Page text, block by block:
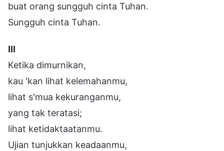
buat orang sungguh cinta Tuhan.
Sungguh cinta Tuhan.
III
Ketika dimurnikan,
kau 'kan lihat kelemahanmu,
lihat s'mua kekuranganmu,
yang tak teratasi;
lihat ketidaktaatanmu.
Ujian tunjukkan keadaanmu,